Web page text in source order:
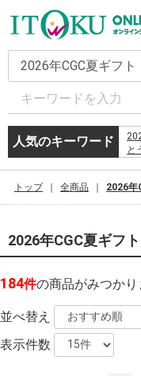
人気のキーワード
と
トップ 全商品 2026年
2026年CGC夏ギフト
184件の商品がみつかり
並べ替え
表示件数